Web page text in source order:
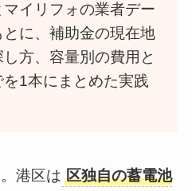
イリフォの業者デー
とに、補助金の現在地
方、容量別の費用と
1本にまとめた実践
港区は 区独自の蓄電池